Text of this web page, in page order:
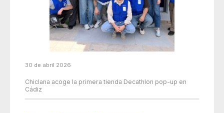
30 de abril 2026
Chiclana acoge la primera tienda Decathlon pop-up en
Cádiz